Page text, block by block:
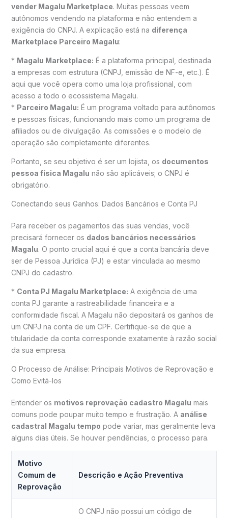
vender Magalu Marketplace. Muitas pessoas veem
autônomos vendendo na plataforma e não entendem a
exigência do CNPJ. A explicação está na diferença
Marketplace Parceiro Magalu:
* Magalu Marketplace: É a plataforma principal, destinada
a empresas com estrutura (CNPJ, emissão de NF-e, etc.). É
aqui que você opera como uma loja profissional, com
acesso a todo o ecossistema Magalu.
* Parceiro Magalu: É um programa voltado para autônomos
e pessoas físicas, funcionando mais como um programa de
afiliados ou de divulgação. As comissões e o modelo de
operação são completamente diferentes.
Portanto, se seu objetivo é ser um lojista, os documentos
pessoa física Magalu não são aplicáveis; o CNPJ é
obrigatório.
Conectando seus Ganhos: Dados Bancários e Conta PJ
Para receber os pagamentos das suas vendas, você
precisará fornecer os dados bancários necessários
Magalu. O ponto crucial aqui é que a conta bancária deve
ser de Pessoa Jurídica (PJ) e estar vinculada ao mesmo
CNPJ do cadastro.
* Conta PJ Magalu Marketplace: A exigência de uma
conta PJ garante a rastreabilidade financeira e a
conformidade fiscal. A Magalu não depositará os ganhos de
um CNPJ na conta de um CPF. Certifique-se de que a
titularidade da conta corresponde exatamente à razão social
da sua empresa.
O Processo de Análise: Principais Motivos de Reprovação e
Como Evitá-los
Entender os motivos reprovação cadastro Magalu mais
comuns pode poupar muito tempo e frustração. A análise
cadastral Magalu tempo pode variar, mas geralmente leva
alguns dias úteis. Se houver pendências, o processo para.
Motivo
Comum de
Reprovação
Descrição e Ação Preventiva
O CNPJ não possui um código de